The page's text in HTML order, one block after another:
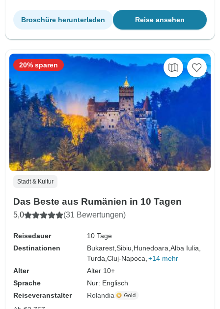
Reise ansehen
Broschüre herunterladen
Stadt & Kultur
Das Beste aus Rumänien in 10 Tagen
5,0 (31 Bewertungen)
Reisedauer
10 Tage
Destinationen
Bukarest,Sibiu, Hunedoara,Alba Iulia,
Turda,Cluj-Napoca, +14 mehr
Alter
Alter 10+
Sprache
Nur: Englisch
Reiseveranstalter
Rolandia
20% sparen